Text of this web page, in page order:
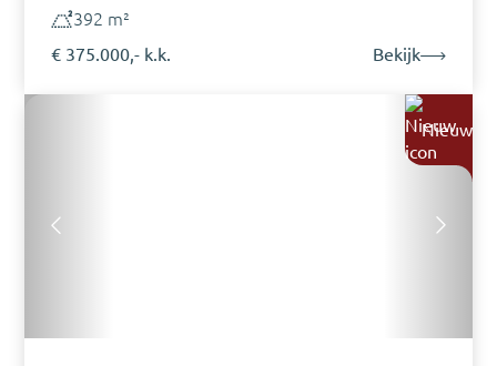
392 m²
€ 375.000,- k.k.
Bekijk
Nieuw